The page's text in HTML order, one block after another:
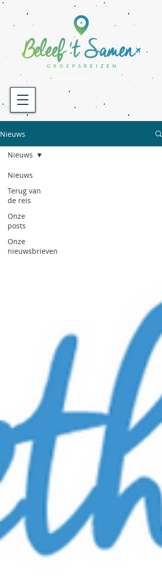
Nieuws
Nieuws
Terug van
de reis
Onze
posts
Onze
nieuwsbrieven
Nieuws